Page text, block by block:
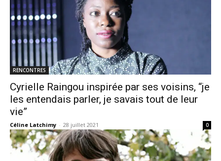
RENCONTRES
Cyrielle Raingou inspirée par ses voisins, “je
les entendais parler, je savais tout de leur
vie”
Céline Latchimy - 28 juillet 2021 0